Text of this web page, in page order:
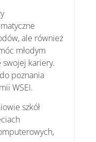
ale również
młodym
swojej kariery.
poznania
WSEI.
szkół